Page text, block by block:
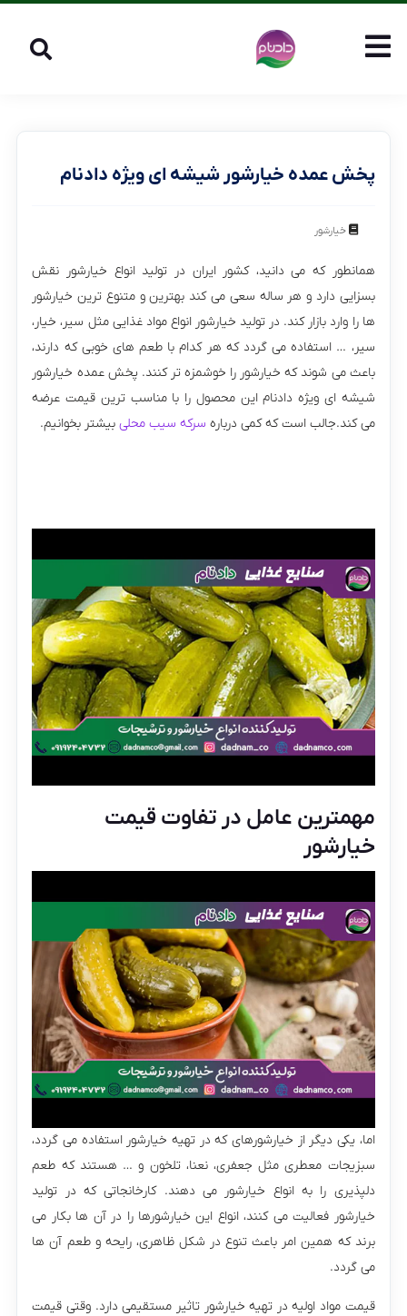
پخش عمده خیارشور شیشه ای ویژه دادنام
خیارشور
همانطور که می دانید، کشور ایران در تولید انواع خیارشور نقش
بسزایی دارد و هر ساله سعی می کند بهترین و متنوع ترین خیارشور
ها را وارد بازار کند. در تولید خیارشور انواع مواد غذایی مثل سیر، خیار،
سیر، … استفاده می گردد که هر کدام با طعم های خوبی که دارند،
باعث می شوند که خیارشور را خوشمزه تر کنند. پخش عمده خیارشور
شیشه ای ویژه دادنام این محصول را با مناسب ترین قیمت عرضه
می کند.جالب است که کمی درباره سرکه سیب محلی بیشتر بخوانیم.
مهمترین عامل در تفاوت قیمت
خیارشور
اما، یکی دیگر از خیارشورهای که در تهیه خیارشور استفاده می گردد،
سبزیجات معطری مثل جعفری، نعنا، تلخون و … هستند که طعم
دلپذیری را به انواع خیارشور می دهند. کارخانجاتی که در تولید
خیارشور فعالیت می کنند، انواع این خیارشورها را در آن ها بکار می
برند که همین امر باعث تنوع در شکل ظاهری، رایحه و طعم آن ها
می گردد.
قیمت مواد اولیه در تهیه خیارشور تاثیر مستقیمی دارد. وقتی قیمت